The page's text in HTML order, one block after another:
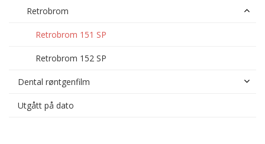
Retrobrom
Retrobrom 151 SP
Retrobrom 152 SP
Dental røntgenfilm
Utgått på dato